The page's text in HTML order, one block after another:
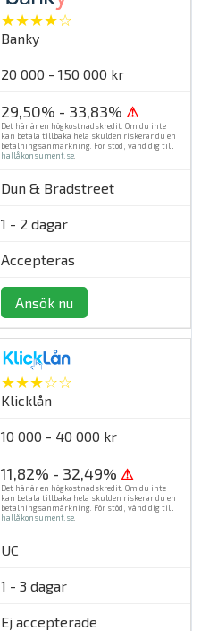
★★★★☆
Banky
20 000 - 150 000 kr
29,50% - 33,83% ⚠
Det här är en högkostnadskredit. Om du inte
kan betala tillbaka hela skulden riskerar du en
betalningsanmärkning. För stöd, vänd dig till
hallåkonsument.se
Dun & Bradstreet
1 - 2 dagar
Accepteras
Ansök nu
★★★☆☆
Klicklån
10 000 - 40 000 kr
11,82% - 32,49% ⚠
Det här är en högkostnadskredit. Om du inte
kan betala tillbaka hela skulden riskerar du en
betalningsanmärkning. För stöd, vänd dig till
hallåkonsument.se
UC
1 - 3 dagar
Ej accepterade